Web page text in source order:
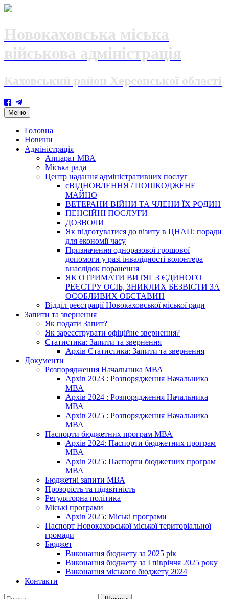
Новокаховська міська
військова адміністрація
Каховський район Херсонської області
Меню Skip
to
content
Головна
Новини
Адміністрація
Аппарат МВА
Міська рада
Центр надання адміністративних послуг
єВІДНОВЛЕННЯ / ПОШКОДЖЕНЕ
МАЙНО
ВЕТЕРАНИ ВІЙНИ ТА ЧЛЕНИ ЇХ РОДИН
ПЕНСІЙНІ ПОСЛУГИ
ДОЗВОЛИ
Як підготуватися до візиту в ЦНАП: поради
для економії часу
Призначення одноразової грошової
допомоги у разі інвалідності волонтера
внаслідок поранення
ЯК ОТРИМАТИ ВИТЯГ З ЄДИНОГО
РЕЄСТРУ ОСІБ, ЗНИКЛИХ БЕЗВІСТИ ЗА
ОСОБЛИВИХ ОБСТАВИН
Відділ реєстрації Новокаховської міської ради
Запити та звернення
Як подати Запит?
Як зареєструвати офіційне звернення?
Статистика: Запити та звернення
Архів Статистика: Запити та звернення
Документи
Розпорядження Начальника МВА
Архів 2023 : Розпорядження Начальника
МВА
Архів 2024 : Розпорядження Начальника
МВА
Архів 2025 : Розпорядження Начальника
МВА
Паспорти бюджетних програм МВА
Архів 2024: Паспорти бюджетних програм
МВА
Архів 2025: Паспорти бюджетних програм
МВА
Бюджетні запити МВА
Прозорість та підзвітність
Регуляторна політика
Міські програми
Архів 2025: Міські програми
Паспорт Новокаховської міської територіальної
громади
Бюджет
Виконання бюджету за 2025 рік
Виконання бюджету за І півріччя 2025 року
Виконання міського бюджету 2024
Контакти